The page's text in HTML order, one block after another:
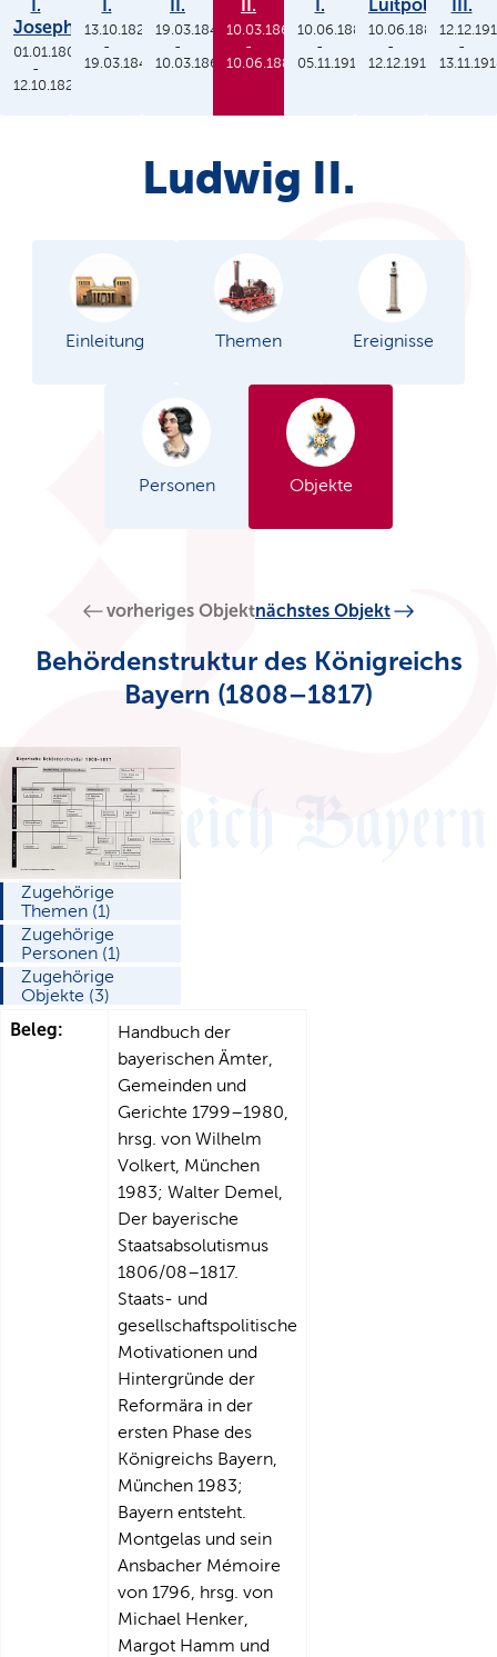
I.
Joseph
01.01.1806
-
12.10.1825
I.
13.10.1825
-
19.03.1848
II.
19.03.1848
-
10.03.1864
II.
10.03.1864
-
10.06.1886
I.
10.06.1886
-
05.11.1913
Luitpold
10.06.1886
-
12.12.1912
III.
-
Ludwig II.
Einleitung Themen Ereignisse
Personen Objekte
vorheriges Objektnächstes Objekt
Behördenstruktur des Königreichs
Bayern (1808–1817)
Zugehörige
Themen (1)
Zugehörige
Personen (1)
Zugehörige
Objekte (3)
Beleg:
Handbuch der
bayerischen Ämter,
Gemeinden und
Gerichte 1799–1980,
hrsg. von Wilhelm
Volkert, München
1983; Walter Demel,
Der bayerische
Staatsabsolutismus
1806/08–1817.
Staats- und
gesellschaftspolitische
Motivationen und
Hintergründe der
Reformära in der
ersten Phase des
Königreichs Bayern,
München 1983;
Bayern entsteht.
Montgelas und sein
Ansbacher Mémoire
von 1796, hrsg. von
Michael Henker,
Margot Hamm und